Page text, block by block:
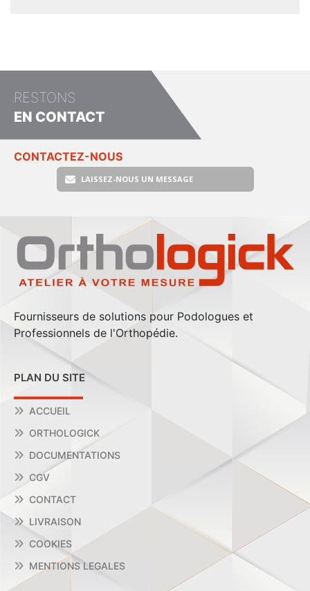
RESTONS
EN CONTACT
CONTACTEZ-NOUS
LAISSEZ-NOUS UN MESSAGE
Fournisseurs de solutions pour Podologues et
Professionnels de l'Orthopédie.
PLAN DU SITE
ACCUEIL
ORTHOLOGICK
DOCUMENTATIONS
CGV
CONTACT
LIVRAISON
COOKIES
MENTIONS LEGALES